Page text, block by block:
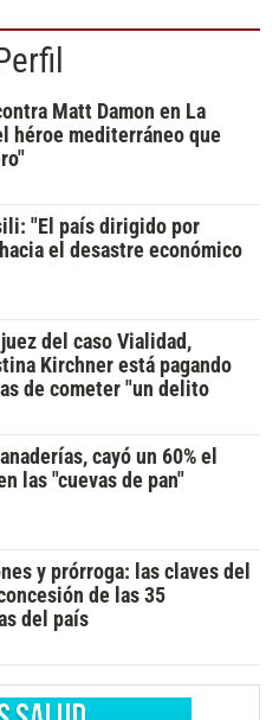
Matt Damon en La
héroe mediterráneo que
"El país dirigido por
el desastre económico
del caso Vialidad,
Kirchner está pagando
de cometer "un delito
cayó un 60% el
las "cuevas de pan"
y prórroga: las claves del
de las 35
del país